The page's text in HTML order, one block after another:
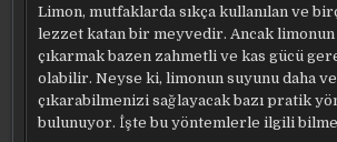
BOŞUNA
LIMONU
SIKMAK
ARTIK
ÇOK
ZIYAN
Limon, mutfaklarda sıkça kullanılan ve
lezzet katan bir meyvedir. Ancak
çıkarmak bazen zahmetli ve kas gücü
olabilir. Neyse ki, limonun suyunu daha
çıkarabilmenizi sağlayacak bazı pratik
bulunuyor. İşte bu yöntemlerle ilgili